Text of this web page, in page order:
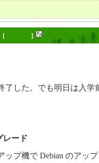
[ ]
了した。でも明日は入学
レード
プ機で Debian のアッ